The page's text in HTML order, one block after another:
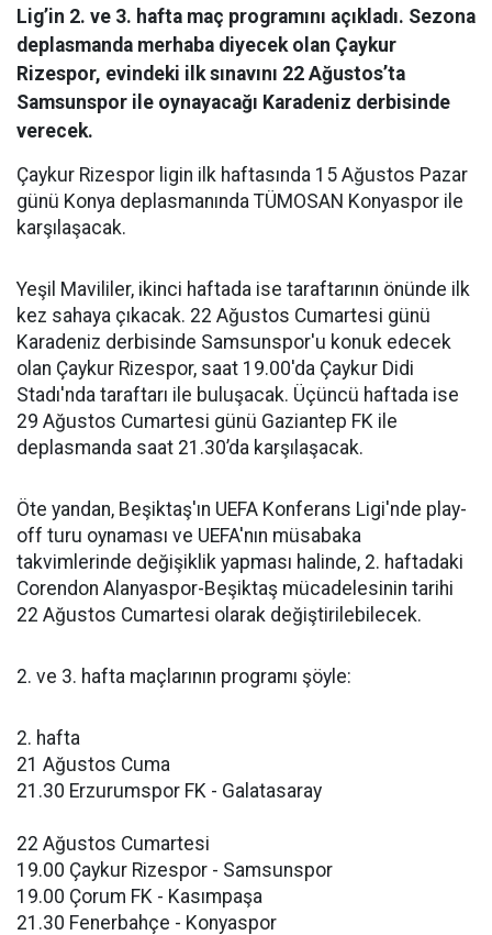
Lig’in 2. ve 3. hafta maç programını açıkladı. Sezona
deplasmanda merhaba diyecek olan Çaykur
Rizespor, evindeki ilk sınavını 22 Ağustos’ta
Samsunspor ile oynayacağı Karadeniz derbisinde
verecek.
Çaykur Rizespor ligin ilk haftasında 15 Ağustos Pazar
günü Konya deplasmanında TÜMOSAN Konyaspor ile
karşılaşacak.
Yeşil Mavililer, ikinci haftada ise taraftarının önünde ilk
kez sahaya çıkacak. 22 Ağustos Cumartesi günü
Karadeniz derbisinde Samsunspor'u konuk edecek
olan Çaykur Rizespor, saat 19.00'da Çaykur Didi
Stadı'nda taraftarı ile buluşacak. Üçüncü haftada ise
29 Ağustos Cumartesi günü Gaziantep FK ile
deplasmanda saat 21.30’da karşılaşacak.
Öte yandan, Beşiktaş'ın UEFA Konferans Ligi'nde play-
off turu oynaması ve UEFA'nın müsabaka
takvimlerinde değişiklik yapması halinde, 2. haftadaki
Corendon Alanyaspor-Beşiktaş mücadelesinin tarihi
22 Ağustos Cumartesi olarak değiştirilebilecek.
2. ve 3. hafta maçlarının programı şöyle:
2. hafta
21 Ağustos Cuma
21.30 Erzurumspor FK - Galatasaray
22 Ağustos Cumartesi
19.00 Çaykur Rizespor - Samsunspor
19.00 Çorum FK - Kasımpaşa
21.30 Fenerbahçe - Konyaspor